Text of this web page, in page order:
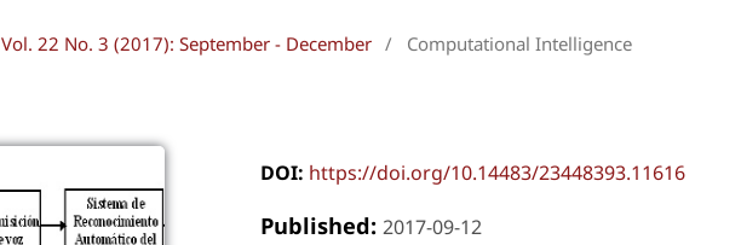
Vol. 22 No. 3 (2017): September - December / Computational Intelligence
DOI: https://doi.org/10.14483/23448393.11616
Published: 2017-09-12